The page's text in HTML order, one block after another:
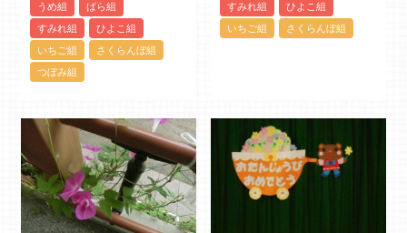
うめ組
ばら組
すみれ組
ひよこ組
いちご組
さくらんぼ組
つぼみ組
すみれ組
ひよこ組
いちご組
さくらんぼ組